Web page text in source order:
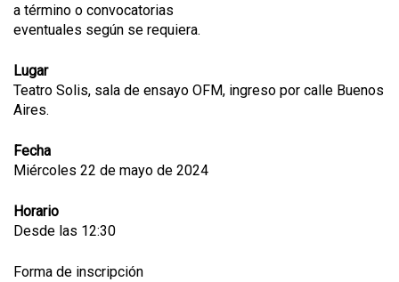
a término o convocatorias
eventuales según se requiera.
Lugar
Teatro Solis, sala de ensayo OFM, ingreso por calle Buenos
Aires.
Fecha
Miércoles 22 de mayo de 2024
Horario
Desde las 12:30
Forma de inscripción